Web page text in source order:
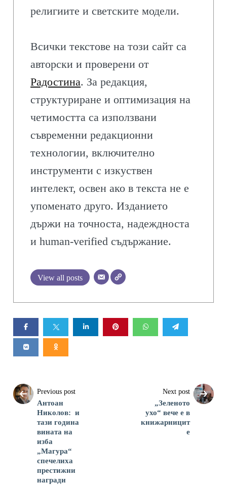
религиите и светските модели.
Всички текстове на този сайт са
авторски и проверени от
Радостина. За редакция,
структуриране и оптимизация на
четимостта са използвани
съвременни редакционни
технологии, включително
инструменти с изкуствен
интелект, освен ако в текста не е
упоменато друго. Изданието
държи на точноста, надеждноста
и human-verified съдържание.
View all posts
Previous post
Антоан
Николов: и
тази година
вината на
изба
„Магура“
спечелиха
престижни
награди
Next post
„Зеленото
ухо“ вече е в
книжарницит
е